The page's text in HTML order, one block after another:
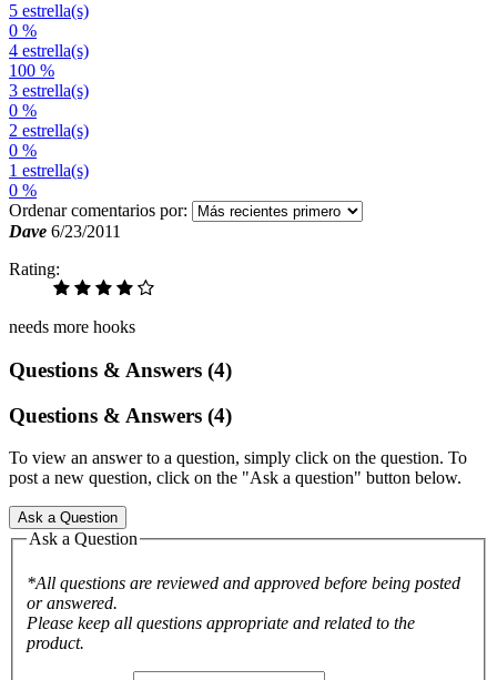
5 estrella(s)
0 %
4 estrella(s)
100 %
3 estrella(s)
0 %
2 estrella(s)
0 %
1 estrella(s)
0 %
Ordenar comentarios por:
Dave 6/23/2011
Rating:
needs more hooks
Questions & Answers (4)
Questions & Answers (4)
To view an answer to a question, simply click on the question. To
post a new question, click on the "Ask a question" button below.
Ask a Question
Ask a Question
*All questions are reviewed and approved before being posted
or answered.
Please keep all questions appropriate and related to the
product.